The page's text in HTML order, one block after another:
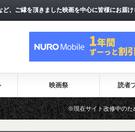
、ご縁を頂きました映画を中心に皆様にお届け
、ご縁を頂きました映画を中心に皆様にお届け
映画祭 読者
サイト改修中のため、一部のコンテンツが表